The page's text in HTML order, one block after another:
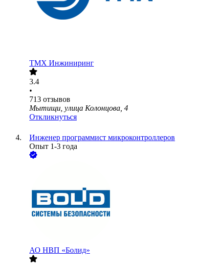
ТМХ Инжиниринг
3.4
•
713 отзывов
Мытищи, улица Колонцова, 4
Откликнуться
Инженер программист микроконтроллеров
Опыт 1-3 года
АО НВП «Болид»